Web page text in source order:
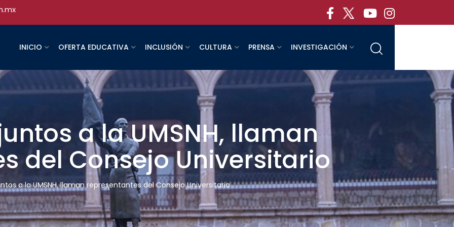
INICIO OFERTA EDUCATIVA INCLUSIÓN CULTURA PRENSA INVESTIGACIÓN
a la UMSNH, llaman
del Consejo Universitario
a la UMSNH, llaman representantes del Consejo Universitario